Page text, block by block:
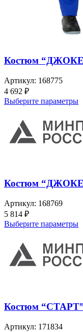
Костюм
Артикул: 168775
4 692 ₽
Выберите параметры
Костюм
Артикул: 168769
5 814 ₽
Выберите параметры
Костюм
Артикул: 171834